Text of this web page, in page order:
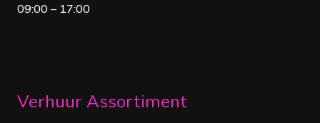
09:00 – 17:00
Verhuur Assortiment